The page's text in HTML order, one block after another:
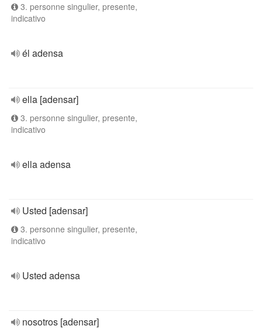
3. personne singulier, presente,
indicativo
él adensa
ella [adensar]
3. personne singulier, presente,
indicativo
ella adensa
Usted [adensar]
3. personne singulier, presente,
indicativo
Usted adensa
nosotros [adensar]